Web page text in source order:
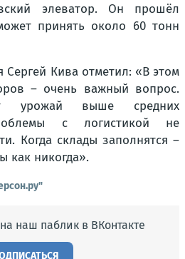
элеватор. Он прошёл
принять около 60 тонн
Сергей Кива отметил: «В этом
– очень важный вопрос.
урожай выше средних
с логистикой не
Когда склады заполнятся –
как никогда».
наш паблик в ВКонтакте